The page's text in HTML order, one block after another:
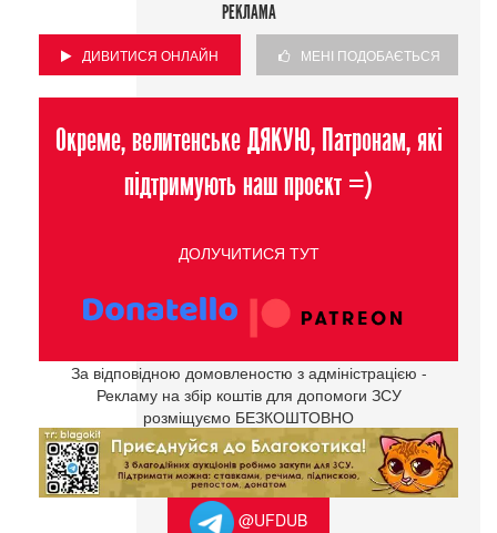
РЕКЛАМА
ДИВИТИСЯ ОНЛАЙН МЕНІ ПОДОБАЄТЬСЯ
Окреме, велитенське ДЯКУЮ, Патронам, які
підтримують наш проєкт =)
ДОЛУЧИТИСЯ ТУТ
За відповідною домовленостю з адміністрацією -
Рекламу на збір коштів для допомоги ЗСУ
розміщуємо БЕЗКОШТОВНО
@UFDUB